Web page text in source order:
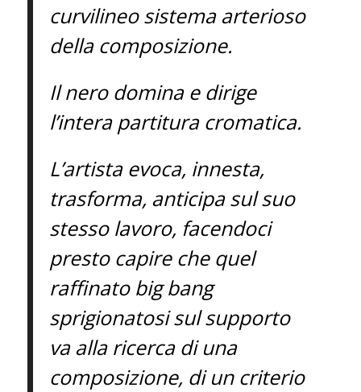
curvilineo sistema arterioso
della composizione.
Il nero domina e dirige
l’intera partitura cromatica.
L’artista evoca, innesta,
trasforma, anticipa sul suo
stesso lavoro, facendoci
presto capire che quel
raffinato big bang
sprigionatosi sul supporto
va alla ricerca di una
composizione, di un criterio